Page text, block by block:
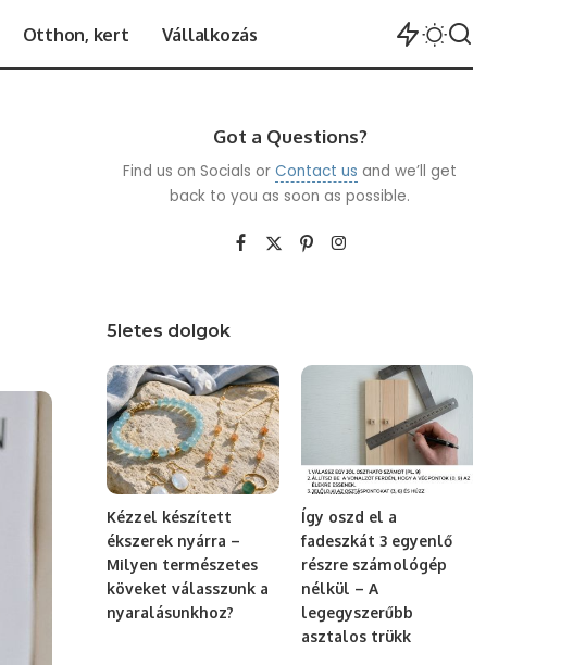
Otthon, kert Vállalkozás
Got a Questions?
Find us on Socials orContact us and we’ll get
back to you as soon as possible.
5letes dolgok
Kézzel készített
ékszerek nyárra –
Milyen természetes
köveket válasszunk a
nyaralásunkhoz?
Így oszd el a
fadeszkát 3 egyenlő
részre számológép
nélkül – A
legegyszerűbb
asztalos trükk